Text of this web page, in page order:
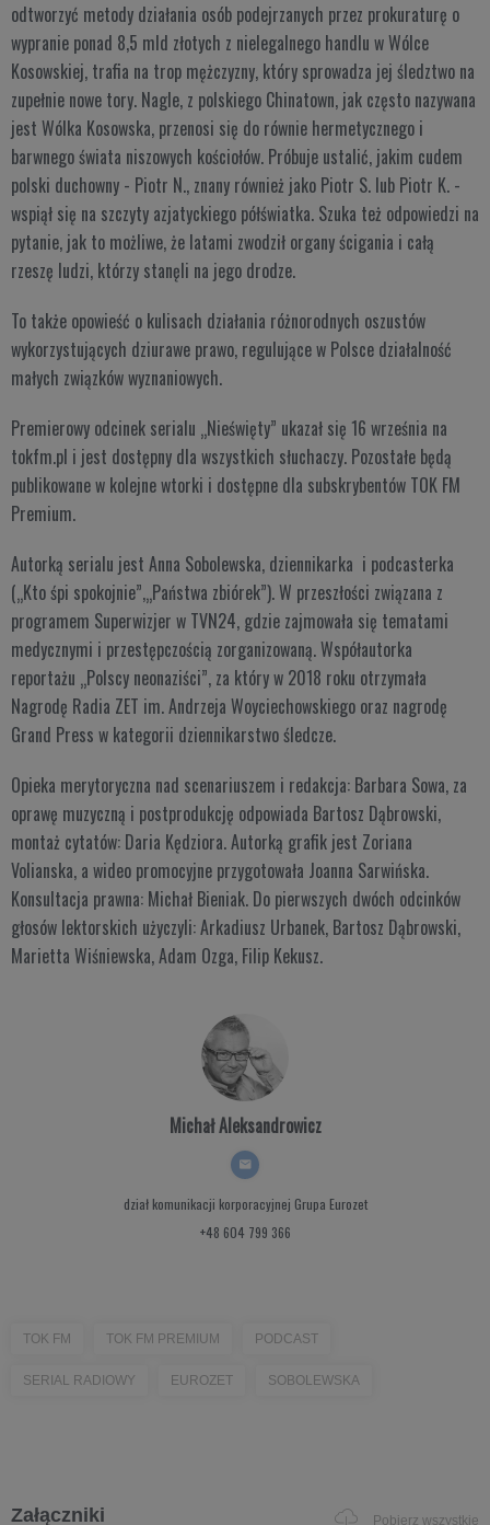
odtworzyć metody działania osób podejrzanych przez prokuraturę o
wypranie ponad 8,5 mld złotych z nielegalnego handlu w Wólce
Kosowskiej, trafia na trop mężczyzny, który sprowadza jej śledztwo na
zupełnie nowe tory. Nagle, z polskiego Chinatown, jak często nazywana
jest Wólka Kosowska, przenosi się do równie hermetycznego i
barwnego świata niszowych kościołów. Próbuje ustalić, jakim cudem
polski duchowny - Piotr N., znany również jako Piotr S. lub Piotr K. -
wspiął się na szczyty azjatyckiego półświatka. Szuka też odpowiedzi na
pytanie, jak to możliwe, że latami zwodził organy ścigania i całą
rzeszę ludzi, którzy stanęli na jego drodze.
To także opowieść o kulisach działania różnorodnych oszustów
wykorzystujących dziurawe prawo, regulujące w Polsce działalność
małych związków wyznaniowych.
Premierowy odcinek serialu „Nieświęty” ukazał się 16 września na
tokfm.pl i jest dostępny dla wszystkich słuchaczy. Pozostałe będą
publikowane w kolejne wtorki i dostępne dla subskrybentów TOK FM
Premium.
Autorką serialu jest Anna Sobolewska, dziennikarka i podcasterka
(„Kto śpi spokojnie”,„Państwa zbiórek”). W przeszłości związana z
programem Superwizjer w TVN24, gdzie zajmowała się tematami
medycznymi i przestępczością zorganizowaną. Współautorka
reportażu „Polscy neonaziści”, za który w 2018 roku otrzymała
Nagrodę Radia ZET im. Andrzeja Woyciechowskiego oraz nagrodę
Grand Press w kategorii dziennikarstwo śledcze.
Opieka merytoryczna nad scenariuszem i redakcja: Barbara Sowa, za
oprawę muzyczną i postprodukcję odpowiada Bartosz Dąbrowski,
montaż cytatów: Daria Kędziora. Autorką grafik jest Zoriana
Volianska, a wideo promocyjne przygotowała Joanna Sarwińska.
Konsultacja prawna: Michał Bieniak. Do pierwszych dwóch odcinków
głosów lektorskich użyczyli: Arkadiusz Urbanek, Bartosz Dąbrowski,
Marietta Wiśniewska, Adam Ozga, Filip Kekusz.
Michał Aleksandrowicz
dział komunikacji korporacyjnej Grupa Eurozet
+48 604 799 366
TOK FM TOK FM PREMIUM PODCAST
SERIAL RADIOWY EUROZET SOBOLEWSKA
Załączniki Pobierz wszystkie